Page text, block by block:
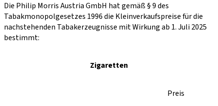
Die Philip Morris Austria GmbH hat gemäß § 9 des
Tabakmonopolgesetzes 1996 die Kleinverkaufspreise für die
nachstehenden Tabakerzeugnisse mit Wirkung ab 1. Juli 2025
bestimmt:
Zigaretten
Preis